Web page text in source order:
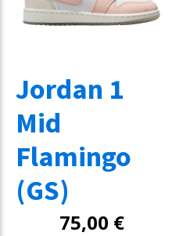
Jordan 1
Mid
Flamingo
(GS)
75,00 €